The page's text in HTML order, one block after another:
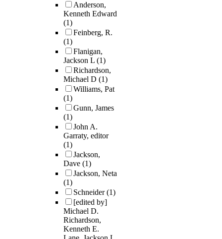
Anderson,
Kenneth Edward
(1)
Feinberg, R.
(1)
Flanigan,
Jackson L (1)
Richardson,
Michael D (1)
Williams, Pat
(1)
Gunn, James
(1)
John A.
Garraty, editor
(1)
Jackson,
Dave (1)
Jackson, Neta
(1)
Schneider(1)
[edited by]
Michael D.
Richardson,
Kenneth E.